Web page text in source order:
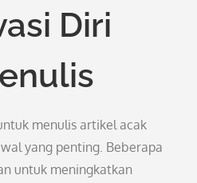
Diri
menulis artikel acak
yang penting. Beberapa
untuk meningkatkan